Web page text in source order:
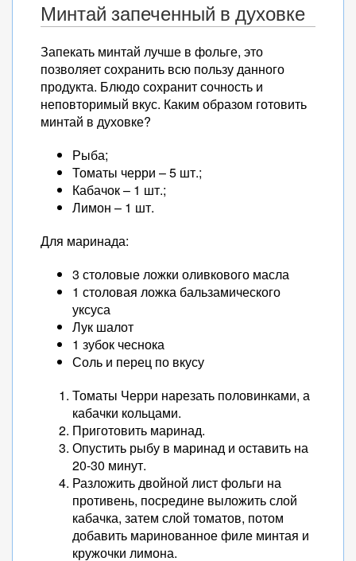
Минтай запеченный в духовке
Запекать минтай лучше в фольге, это
позволяет сохранить всю пользу данного
продукта. Блюдо сохранит сочность и
неповторимый вкус. Каким образом готовить
минтай в духовке?
Рыба;
Томаты черри – 5 шт.;
Кабачок – 1 шт.;
Лимон – 1 шт.
Для маринада:
3 столовые ложки оливкового масла
1 столовая ложка бальзамического
уксуса
Лук шалот
1 зубок чеснока
Соль и перец по вкусу
Томаты Черри нарезать половинками, а
кабачки кольцами.
Приготовить маринад.
Опустить рыбу в маринад и оставить на
20-30 минут.
Разложить двойной лист фольги на
противень, посредине выложить слой
кабачка, затем слой томатов, потом
добавить маринованное филе минтая и
кружочки лимона.